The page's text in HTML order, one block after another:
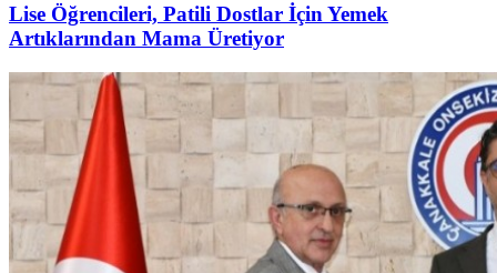
Lise Öğrencileri, Patili Dostlar İçin Yemek
Artıklarından Mama Üretiyor